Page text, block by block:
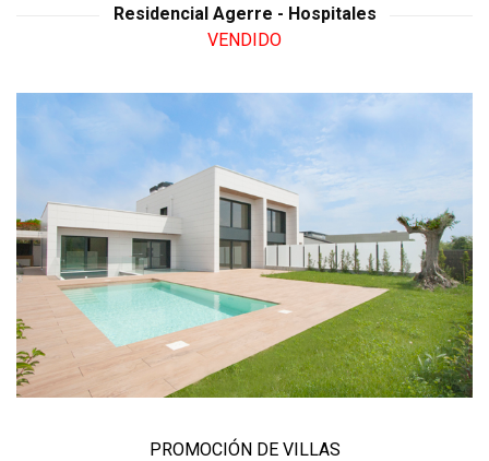
Residencial Agerre - Hospitales
VENDIDO
PROMOCIÓN DE VILLAS